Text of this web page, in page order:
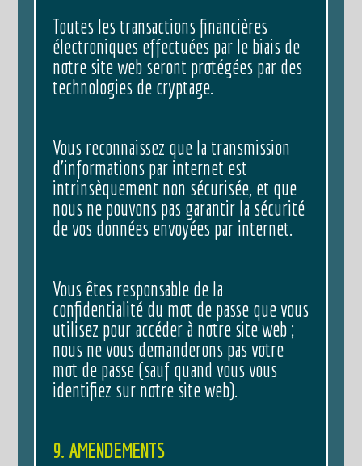
Toutes les transactions financières
électroniques effectuées par le biais de
notre site web seront protégées par des
technologies de cryptage.
Vous reconnaissez que la transmission
d’informations par internet est
intrinsèquement non sécurisée, et que
nous ne pouvons pas garantir la sécurité
de vos données envoyées par internet.
Vous êtes responsable de la
confidentialité du mot de passe que vous
utilisez pour accéder à notre site web ;
nous ne vous demanderons pas votre
mot de passe (sauf quand vous vous
identifiez sur notre site web).
9. AMENDEMENTS